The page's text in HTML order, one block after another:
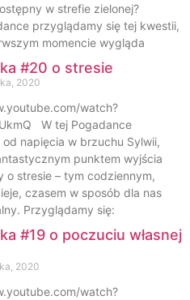
w strefie zielonej?
przyglądamy się tej kwestii,
momencie wygląda
#20 o stresie
2020
watch?
W tej Pogadance
napięcia w brzuchu Sylwii,
punktem wyjścia
o stresie – tym codziennym,
czasem w sposób dla nas
Przyglądamy się:
#19 o poczuciu własnej
2020
watch?